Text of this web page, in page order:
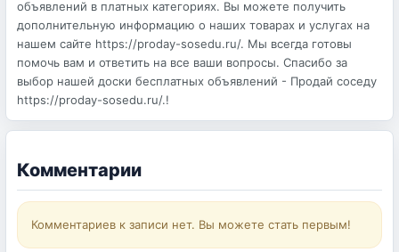
объявлений в платных категориях. Вы можете получить
дополнительную информацию о наших товарах и услугах на
нашем сайте https://proday-sosedu.ru/. Мы всегда готовы
помочь вам и ответить на все ваши вопросы. Спасибо за
выбор нашей доски бесплатных объявлений - Продай соседу
https://proday-sosedu.ru/.!
Комментарии
Комментариев к записи нет. Вы можете стать первым!